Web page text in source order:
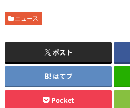
ニュース
ポスト
はてブ
Pocket